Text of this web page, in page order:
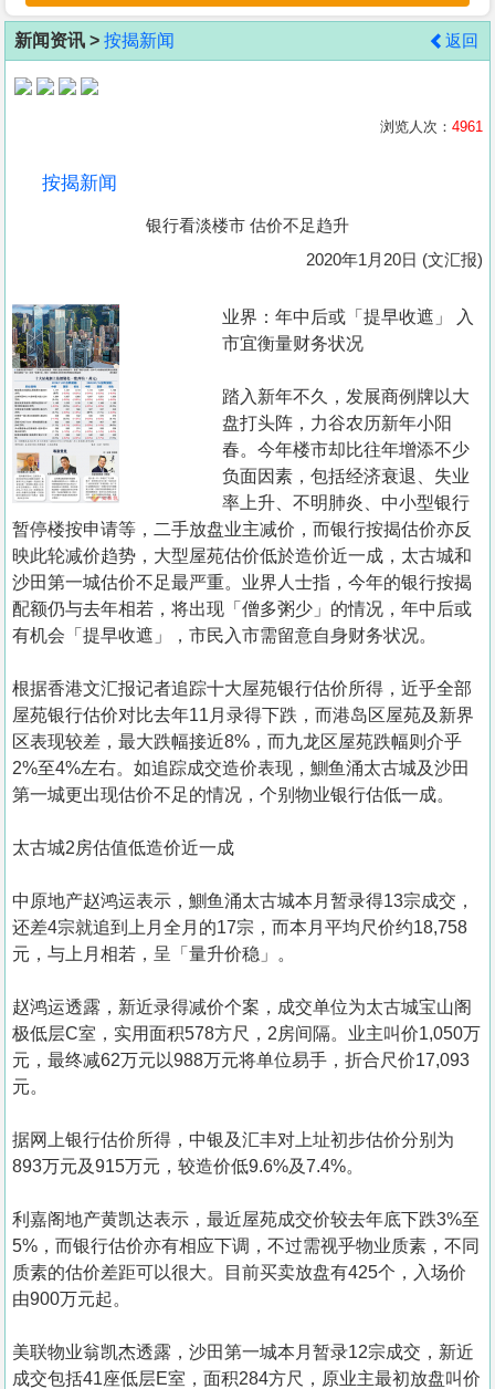
客
地
产
置
业
手
册
关
我
们
新闻资讯 > 按揭新闻 返回
浏览人次： 4961
按揭新闻
银行看淡楼市 估价不足趋升
2020年1月20日 (文汇报)
业界：年中后或「提早收遮」 入
市宜衡量财务状况
踏入新年不久，发展商例牌以大
盘打头阵，力谷农历新年小阳
春。今年楼市却比往年增添不少
负面因素，包括经济衰退、失业
率上升、不明肺炎、中小型银行
暂停楼按申请等，二手放盘业主减价，而银行按揭估价亦反
映此轮减价趋势，大型屋苑估价低於造价近一成，太古城和
沙田第一城估价不足最严重。业界人士指，今年的银行按揭
配额仍与去年相若，将出现「僧多粥少」的情况，年中后或
有机会「提早收遮」，市民入市需留意自身财务状况。
根据香港文汇报记者追踪十大屋苑银行估价所得，近乎全部
屋苑银行估价对比去年11月录得下跌，而港岛区屋苑及新界
区表现较差，最大跌幅接近8%，而九龙区屋苑跌幅则介乎
2%至4%左右。如追踪成交造价表现，鰂鱼涌太古城及沙田
第一城更出现估价不足的情况，个别物业银行估低一成。
太古城2房估值低造价近一成
中原地产赵鸿运表示，鰂鱼涌太古城本月暂录得13宗成交，
还差4宗就追到上月全月的17宗，而本月平均尺价约18,758
元，与上月相若，呈「量升价稳」。
赵鸿运透露，新近录得减价个案，成交单位为太古城宝山阁
极低层C室，实用面积578方尺，2房间隔。业主叫价1,050万
元，最终减62万元以988万元将单位易手，折合尺价17,093
元。
据网上银行估价所得，中银及汇丰对上址初步估价分别为
893万元及915万元，较造价低9.6%及7.4%。
利嘉阁地产黄凯达表示，最近屋苑成交价较去年底下跌3%至
5%，而银行估价亦有相应下调，不过需视乎物业质素，不同
质素的估价差距可以很大。目前买卖放盘有425个，入场价
由900万元起。
美联物业翁凯杰透露，沙田第一城本月暂录12宗成交，新近
成交包括41座低层E室，面积284方尺，原业主最初放盘叫价